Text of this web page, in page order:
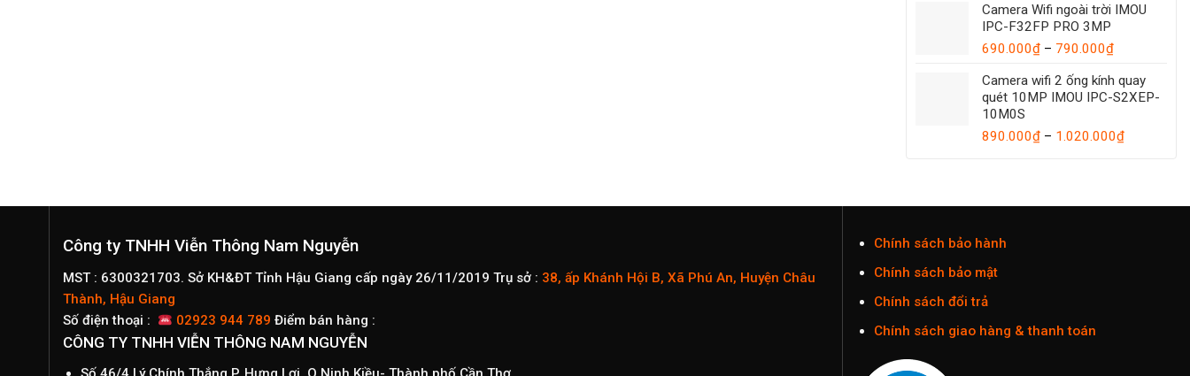
từ
Camera Wifi ngoài trời IMOU
IPC-F32FP PRO 3MP
690.000₫ – 790.000₫Khoảng
từ
690.000₫
790.000₫
Camera wifi 2 ống kính quay
quét 10MP IMOU IPC-S2XEP-
10M0S
890.000₫ – 1.020.000₫Khoảng
đến
Công ty TNHH Viễn Thông Nam Nguyễn
MST : 6300321703. Sở KH&ĐT Tỉnh Hậu Giang cấp ngày 26/11/2019 Trụ sở : 38, ấp Khánh Hội B, Xã Phú An, Huyện Châu
Thành, Hậu Giang
Số điện thoại :
02923 944 789 Điểm bán hàng :
CÔNG TY TNHH VIỄN THÔNG NAM NGUYỄN
Chính sách bảo hành
Chính sách bảo mật
Chính sách đổi trả
Chính sách giao hàng & thanh toán